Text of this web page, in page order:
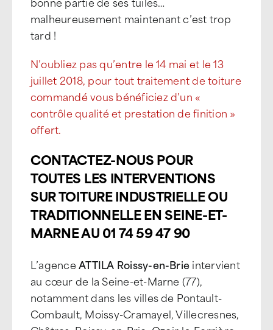
malheureusement maintenant c’est trop
tard !
N’oubliez pas qu’entre le 14 mai et le 13
juillet 2018, pour tout traitement de toiture
commandé vous bénéficiez d’un «
contrôle qualité et prestation de finition »
offert.
CONTACTEZ-NOUS POUR
TOUTES LES INTERVENTIONS
SUR TOITURE INDUSTRIELLE OU
TRADITIONNELLE EN SEINE-ET-
MARNE AU 01 74 59 47 90
L’agenceATTILA Roissy-en-Brieintervient
au cœur de la Seine-et-Marne (77),
notamment dans les villes de Pontault-
Combault, Moissy-Cramayel, Villecresnes,